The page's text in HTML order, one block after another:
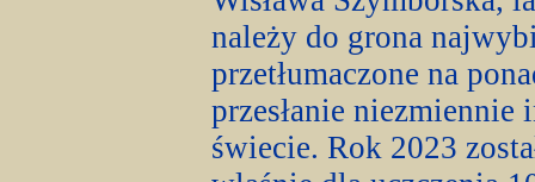
należy do grona
przetłumaczone na
przesłanie
świecie. Rok 2023